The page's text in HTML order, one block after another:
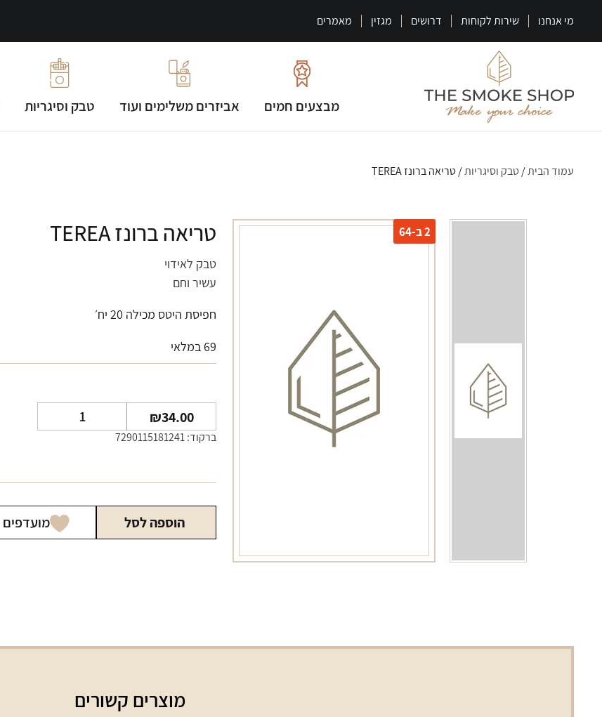
מי אנחנו שירות לקוחות דרושים מגזין מאמרים
מבצעים חמים אביזרים משלימים ועוד טבק וסיגריות
עמוד הבית/טבק וסיגריות/ טריאה ברונז TEREA
2 ב-64 טריאה ברונז TEREA
טבק לאידוי
עשיר וחם
חפיסת היטס מכילה 20 יח׳
69 במלאי
₪34.00
של
ברקוד: 7290115181241
הוספה לסל מועדפים
מוצרים קשורים